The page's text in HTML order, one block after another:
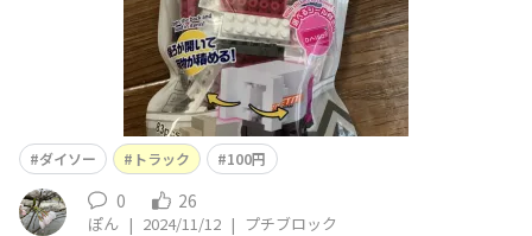
ダイソー トラック 100円
0 26
ぽん | 2024/11/12 | プチブロック